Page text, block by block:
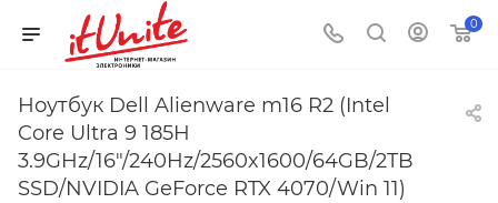
0
Ноутбук Dell Alienware m16 R2 (Intel
Core Ultra 9 185H
3.9GHz/16"/240Hz/2560x1600/64GB/2TB
SSD/NVIDIA GeForce RTX 4070/Win 11)